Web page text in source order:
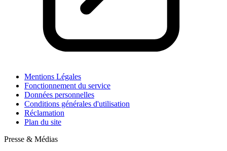
Mentions Légales
Fonctionnement du service
Données personnelles
Conditions générales d'utilisation
Réclamation
Plan du site
Presse & Médias